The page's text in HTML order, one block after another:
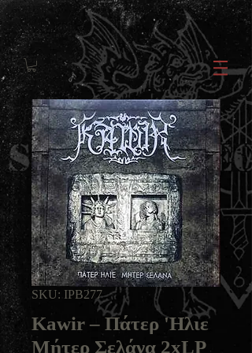
SKU: IPB277
Kawir ‎– Πάτερ 'Ηλιε
Μήτερ Σελάνα 2xLP